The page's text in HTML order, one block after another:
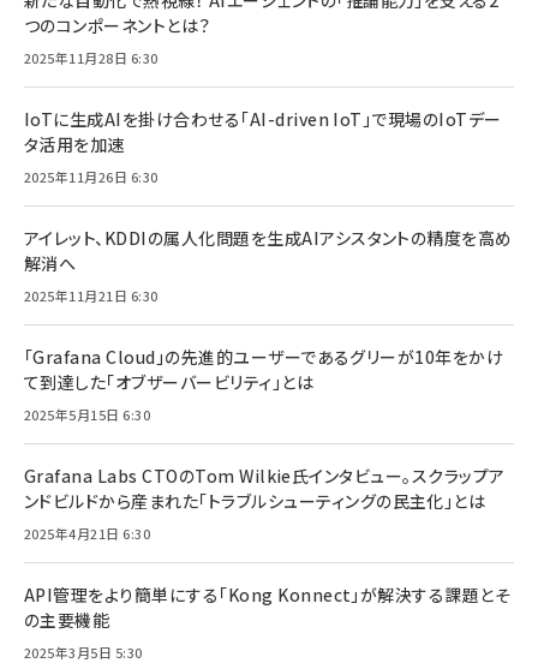
つのコンポーネントとは？
2025年11月28日 6:30
IoTに生成AIを掛け合わせる「AI-driven IoT」で現場のIoTデー
タ活用を加速
2025年11月26日 6:30
アイレット、KDDIの属人化問題を生成AIアシスタントの精度を高め
解消へ
2025年11月21日 6:30
「Grafana Cloud」の先進的ユーザーであるグリーが10年をかけ
て到達した「オブザーバービリティ」とは
2025年5月15日 6:30
Grafana Labs CTOのTom Wilkie氏インタビュー。スクラップア
ンドビルドから産まれた「トラブルシューティングの民主化」とは
2025年4月21日 6:30
API管理をより簡単にする「Kong Konnect」が解決する課題とそ
の主要機能
2025年3月5日 5:30